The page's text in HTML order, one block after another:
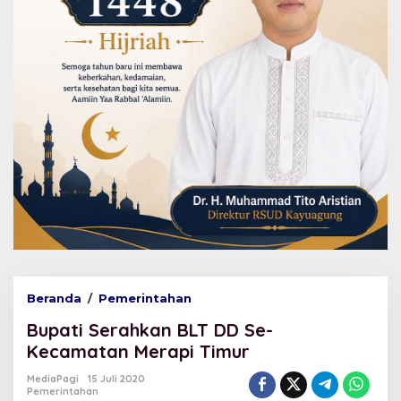
Beranda / Pemerintahan
p
a
t
Bupati Serahkan BLT DD Se-
Kecamatan Merapi Timur
MediaPagi
15 Juli 2020
Pemerintahan